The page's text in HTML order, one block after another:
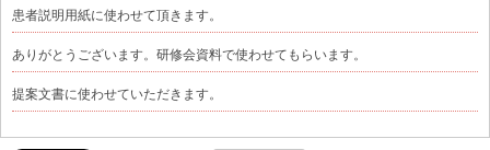
患者説明用紙に使わせて頂きます。
ありがとうございます。研修会資料で使わせてもらいます。
提案文書に使わせていただきます。